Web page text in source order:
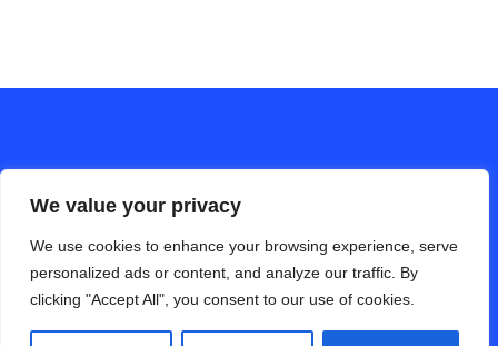
We value your privacy
We use cookies to enhance your browsing experience, serve
personalized ads or content, and analyze our traffic. By
clicking "Accept All", you consent to our use of cookies.
ALAM PERTANIAN online (Bahasa Cina)
Disclaimer
Privacy Policy